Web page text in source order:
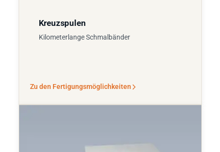
Kreuzspulen
Kilometerlange Schmalbänder
Zu den Fertigungsmöglichkeiten